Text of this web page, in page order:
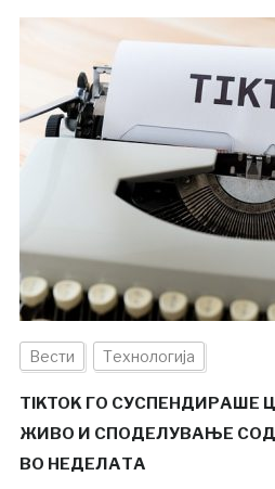
Вести Технологија
TIKTOK ГО СУСПЕНДИРАШЕ
ЖИВО И СПОДЕЛУВАЊЕ
ВО НЕДЕЛАТА